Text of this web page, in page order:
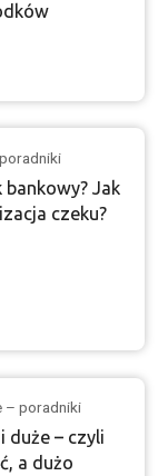
Jak
czeku?
– poradniki
duże – czyli
a dużo